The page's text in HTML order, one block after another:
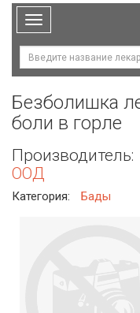
Toggle
navigation
Безболишка
боли в горле
Производитель:
ООД
Категория: Бады